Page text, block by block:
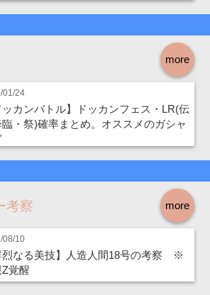
more
01/24
ッカンバトル】ドッカンフェス・LR(伝
・祭)確率まとめ。オススメのガシャ
more
考察
08/10
烈なる美技】人造人間18号の考察 ※
覚醒